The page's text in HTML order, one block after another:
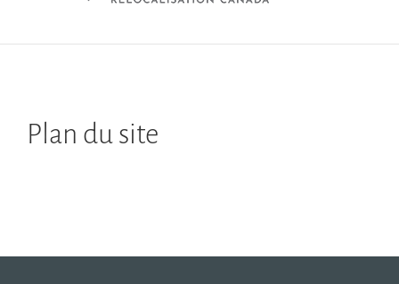
Plan du site